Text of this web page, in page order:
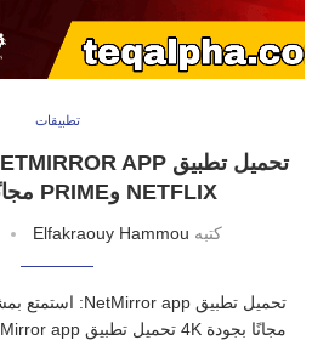
تطبيقات
NETFLIX وPRIME مجانًا بجودة 4K
كتبه Elfakraouy Hammou